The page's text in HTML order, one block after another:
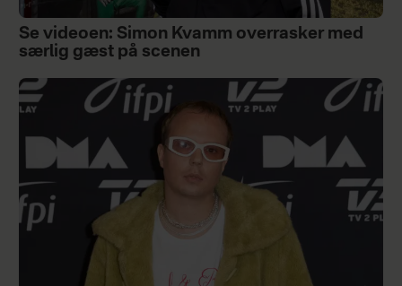
Se videoen: Simon Kvamm overrasker med
særlig gæst på scenen